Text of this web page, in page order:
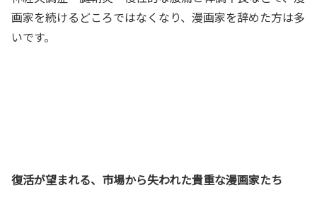
画家を続けるどころではなくなり、漫画家を辞めた方は多
いです。
復活が望まれる、市場から失われた貴重な漫画家たち